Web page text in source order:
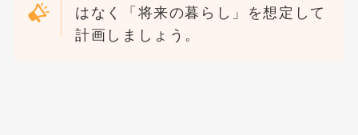
はなく「将来の暮らし」を想定して
計画しましょう。